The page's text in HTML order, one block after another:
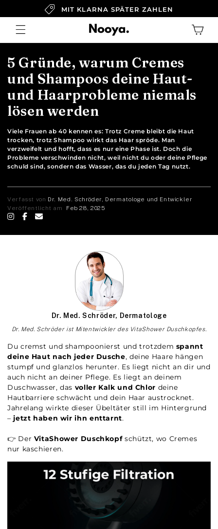
Inhalt
120 TAGE WOHLFÜHL-GARANTIE
5 Gründe, warum Cremes
und Shampoos deine Haut-
und Haarprobleme niemals
lösen werden
Viele Frauen ab 40 kennen es: Trotz Creme bleibt die Haut
trocken, trotz Shampoo wirkt das Haar spröde. Man
verzweifelt und hofft, dass es nur eine Phase ist. Doch die
Probleme verschwinden nicht, weil nicht du oder deine Pflege
schuld sind, sondern das Wasser, das du jeden Tag nutzt.
Verfasst von Dr. Med. Schröder, Dermatologe und Entwickler
Veröffentlicht am
Feb 28, 2025
Dr. Med. Schröder, Dermatologe
Dr. Med. Schröder ist Mitentwickler des VitaShower Duschkopfes.
Du cremst und shampoonierst und trotzdem spannt
deine Haut nach jeder Dusche, deine Haare hängen
stumpf und glanzlos herunter. Es liegt nicht an dir und
auch nicht an deiner Pflege. Es liegt an deinem
Duschwasser, das voller Kalk und Chlor deine
Hautbarriere schwächt und dein Haar austrocknet.
Jahrelang wirkte dieser Übeltäter still im Hintergrund
– jetzt haben wir ihn enttarnt.
👉 Der VitaShower Duschkopfschützt, wo Cremes
nur kaschieren.